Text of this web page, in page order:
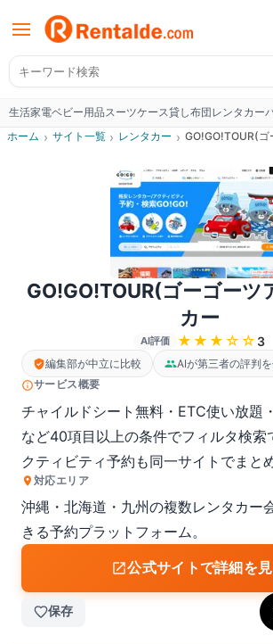
生活家電ベビー用品スーツケース貸し布団レンタカー
ホーム › サイト一覧 › レンタカー › GO!GO!TOUR(ゴ
GO!GO!TOUR(ゴーゴーツ
カー
AI評価 ★★★ ☆☆ 3
編集部が中立に比較
AIが第三者の評判
サービス概要
チャイルドシート無料・ETC使い放題
など40項目以上の条件でフィルタ検索
クティビティ予約も同一サイトでまと
対応エリア
沖縄・北海道・九州の複数レンタカー
きる予約プラットフォーム。
公式サイトで詳細を
保存